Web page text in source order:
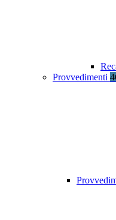
Provvedimenti